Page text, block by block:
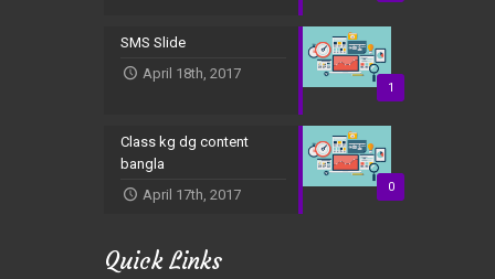
1
SMS Slide
April 18th, 2017
0
Class kg dg content
bangla
April 17th, 2017
Quick Links